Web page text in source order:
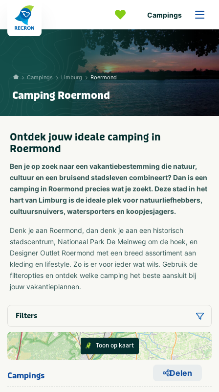
Campings
Campings Limburg Roermond
Camping Roermond
Ontdek jouw ideale camping in
Roermond
Ben je op zoek naar een vakantiebestemming die natuur,
cultuur en een bruisend stadsleven combineert? Dan is een
camping in Roermond precies wat je zoekt. Deze stad in het
hart van Limburg is de ideale plek voor natuurliefhebbers,
cultuursnuivers, watersporters en koopjesjagers.
Denk je aan Roermond, dan denk je aan een historisch
stadscentrum, Nationaal Park De Meinweg om de hoek, en
Designer Outlet Roermond met een breed assortiment aan
kleding en lifestyle. Zo is er voor ieder wat wils. Gebruik de
filteropties en ontdek welke camping het beste aansluit bij
jouw vakantieplannen.
Filters
Toon op kaart
Campings Delen